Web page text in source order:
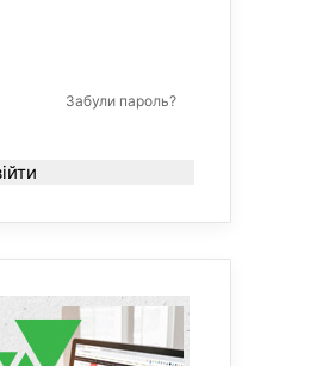
Забули пароль?